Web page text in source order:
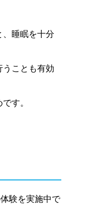
睡眠を十分
ことも有効
す。
験を実施中で